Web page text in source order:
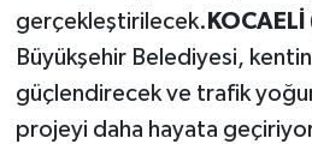
gerçekleştirilecek.
Büyükşehir Belediyesi, kentin
güçlendirecek ve trafik
projeyi daha hayata